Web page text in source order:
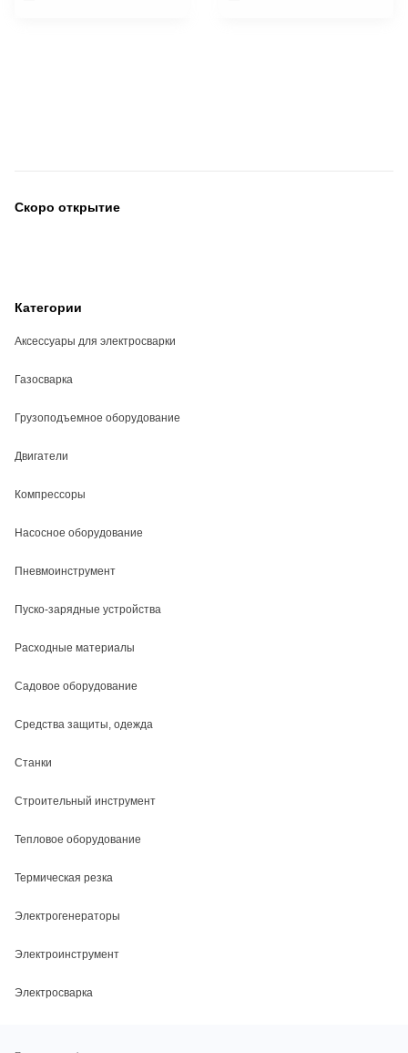
Скоро открытие
Категории
Аксессуары для электросварки
Газосварка
Грузоподъемное оборудование
Двигатели
Компрессоры
Насосное оборудование
Пневмоинструмент
Пуско-зарядные устройства
Расходные материалы
Садовое оборудование
Средства защиты, одежда
Станки
Строительный инструмент
Тепловое оборудование
Термическая резка
Электрогенераторы
Электроинструмент
Электросварка